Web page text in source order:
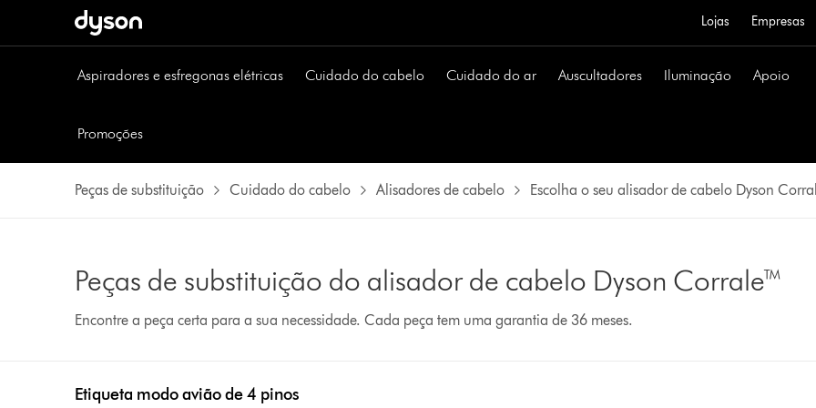
Lojas Empresas
Aspiradores e esfregonas elétricas Cuidado do cabelo Cuidado do ar Auscultadores Iluminação Apoio
Promoções
Peças de substituição Cuidado do cabelo Alisadores de cabelo Escolha o seu alisador de cabelo Dyson
Peças de substituição do alisador de cabelo Dyson Corrale™
Encontre a peça certa para a sua necessidade. Cada peça tem uma garantia de 36 meses.
Etiqueta modo avião de 4 pinos